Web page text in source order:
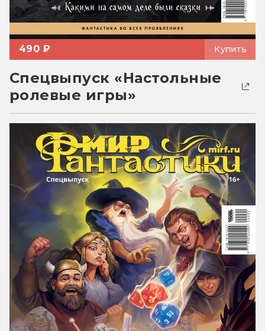
490 ₽ Купить
Спецвыпуск «Настольные
ролевые игры»